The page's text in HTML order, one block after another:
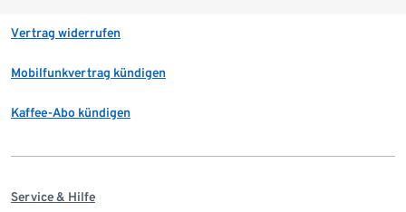
Vertrag widerrufen
Mobilfunkvertrag kündigen
Kaffee-Abo kündigen
Service & Hilfe